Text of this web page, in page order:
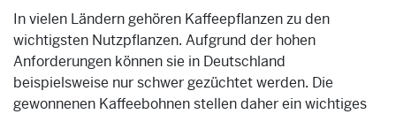
In vielen Ländern gehören Kaffeepflanzen zu den
wichtigsten Nutzpflanzen. Aufgrund der hohen
Anforderungen können sie in Deutschland
beispielsweise nur schwer gezüchtet werden. Die
gewonnenen Kaffeebohnen stellen daher ein wichtiges